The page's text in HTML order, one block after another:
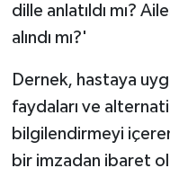
dille anlatıldı mı?
alındı mı?'
Dernek, hastaya
faydaları ve
bilgilendirmeyi
bir imzadan ibaret